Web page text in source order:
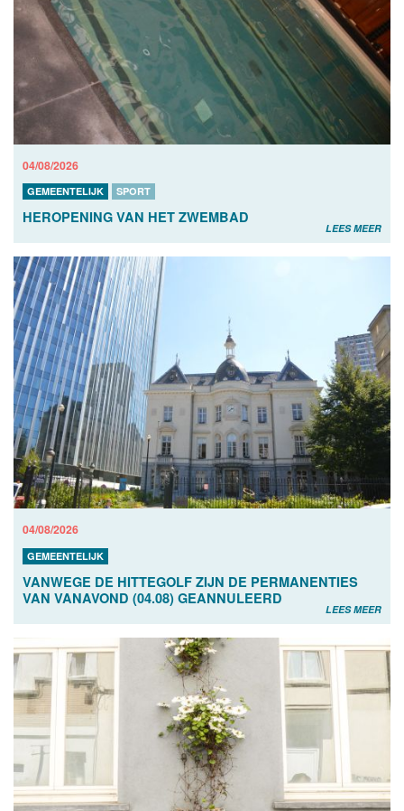
04/08/2026
GEMEENTELIJK SPORT
HEROPENING VAN HET ZWEMBAD
LEES MEER
04/08/2026
GEMEENTELIJK
VANWEGE DE HITTEGOLF ZIJN DE PERMANENTIES
VAN VANAVOND (04.08) GEANNULEERD
LEES MEER